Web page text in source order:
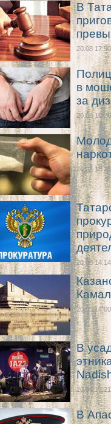
В
20.08 17:50
в
за
20.08 16:26
20.08 15:35
20.08 14:14
20.08 14:00
В
20.08 12:21
В